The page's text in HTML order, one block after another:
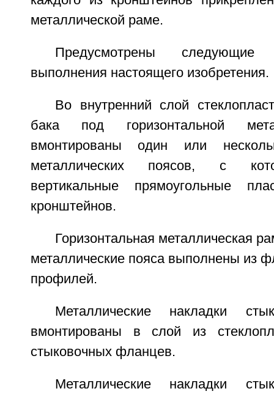
металлической раме.
Предусмотрены
выполнения настоящего изобретения.
Во внутренний слой
бака под горизонтальной
вмонтированы один или
металлических поясов, с
вертикальные прямоугольные
кронштейнов.
Горизонтальная металлическая
металлические пояса выполнены из
профилей.
Металлические накладки
вмонтированы в слой из
стыковочных фланцев.
Металлические накладки